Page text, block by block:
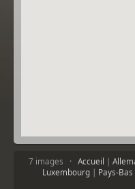
7 images · Accueil |
Luxembourg | Pays-Bas